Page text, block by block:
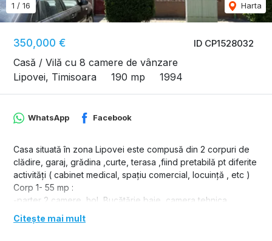
ID CP1528032
350,000 €
Casă / Vilă cu 8 camere de vânzare
Lipovei, Timisoara
190 mp 1994
1 / 16 Harta
WhatsApp Facebook
Casa situată în zona Lipovei este compusă din 2 corpuri de
clădire, garaj, grădina ,curte, terasa ,fiind pretabilă pt diferite
activități ( cabinet medical, spațiu comercial, locuință , etc )
Corp 1- 55 mp :
-parter 2 camere, hol, Bucătărie,baie, camera tehnica
Corp 2- 135 mp + terasa 5 mp :
Citește mai mult